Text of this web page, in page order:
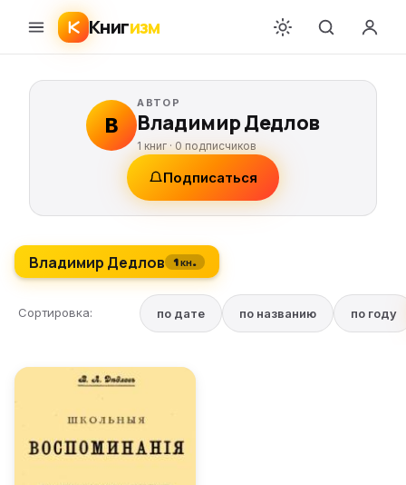
Книгизм
В
АВТОР
Владимир Дедлов
1 книг ·0 подписчиков
Подписаться
Владимир Дедлов 1 кн.
Сортировка: по дате по названию по году